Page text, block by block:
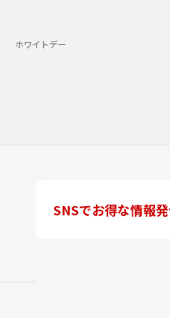
ホワイトデー
SNSでお得な情報